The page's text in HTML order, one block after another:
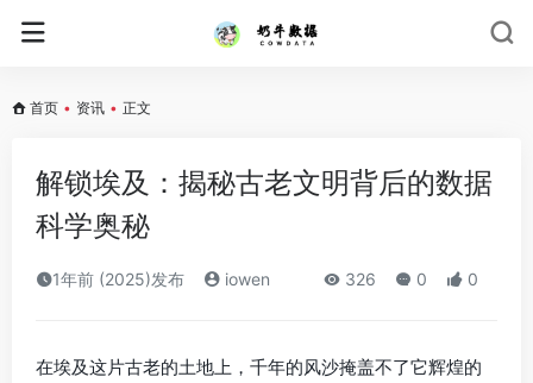
首页 • 资讯 • 正文
解锁埃及：揭秘古老文明背后的数据
科学奥秘
1年前 (2025)发布 iowen 326 0 0
在埃及这片古老的土地上，千年的风沙掩盖不了它辉煌的